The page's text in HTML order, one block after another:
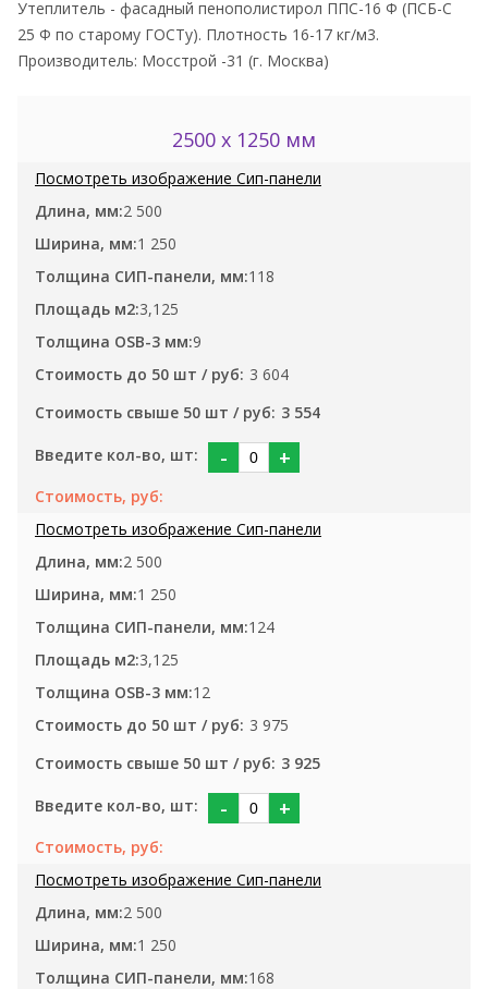
Утеплитель - фасадный пенополистирол ППС-16 Ф (ПСБ-С
25 Ф по старому ГОСТу). Плотность 16-17 кг/м3.
Производитель: Мосстрой -31 (г. Москва)
2500 x 1250 мм
2 500
1 250
118
3,125
9
3 604
3 554
- +
2 500
1 250
124
3,125
12
3 975
3 925
- +
2 500
1 250
168